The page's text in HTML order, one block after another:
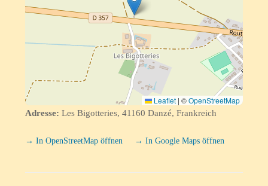
Leaflet | ©OpenStreetMap
Adresse: Les Bigotteries, 41160 Danzé, Frankreich
→ In OpenStreetMap öffnen → In Google Maps öffnen